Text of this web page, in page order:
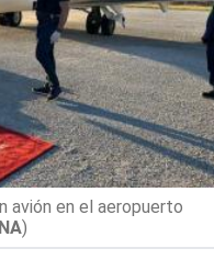
avión en el aeropuerto
)